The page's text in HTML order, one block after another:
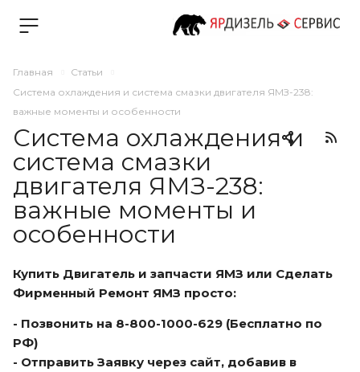
Главная
Статьи
Система охлаждения и система смазки двигателя ЯМЗ-238:
важные моменты и особенности
Система охлаждения и
система смазки
двигателя ЯМЗ-238:
важные моменты и
особенности
Купить Двигатель и запчасти ЯМЗ или Сделать
Фирменный Ремонт ЯМЗ просто:
- Позвонить на 8-800-1000-629 (Бесплатно по
РФ)
- Отправить Заявку через сайт, добавив в